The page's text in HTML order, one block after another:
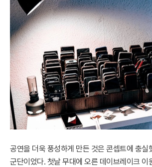
공연을 더욱 풍성하게 만든 것은 콘셉트에 충실
군단이었다. 첫날 무대에 오른 데이브레이크 이